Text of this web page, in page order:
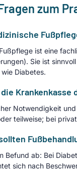
zum
ist eine
Sie ist
Diabetes.
Krankenkasse
Notwendigkeit
teilweise; bei
Befund ab: Bei
sich nach